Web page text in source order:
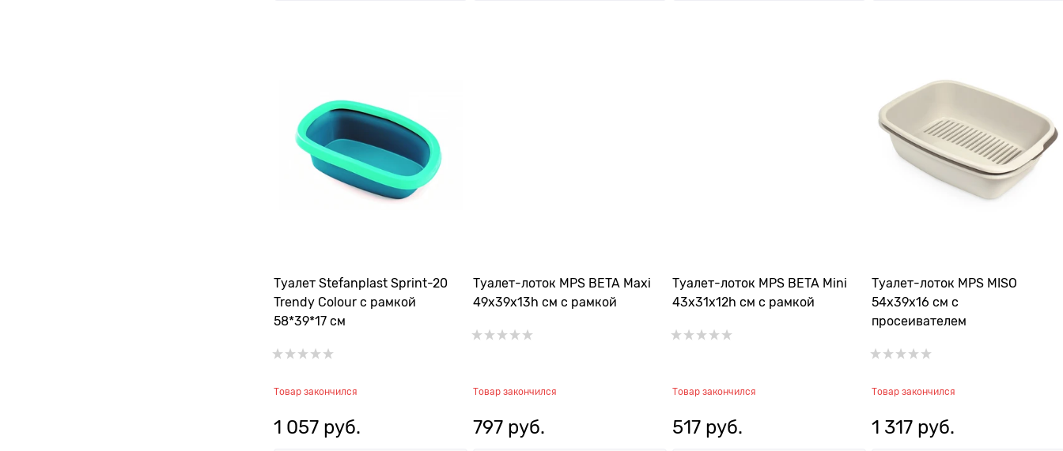
Туалет Stefanplast Sprint-20
Trendy Colour с рамкой
58*39*17 см
Товар закончился
1 057 руб.
Туалет-лоток MPS BETA Maxi
49х39х13h см с рамкой
Товар закончился
797 руб.
Туалет-лоток MPS BETA Mini
43х31х12h см с рамкой
Товар закончился
517 руб.
Туалет-лоток MPS MISO
54х39х16 см с
просеивателем
Товар закончился
1 317 руб.